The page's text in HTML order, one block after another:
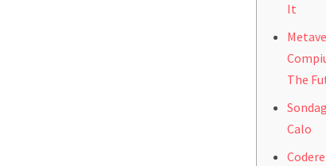
It
The
Calo